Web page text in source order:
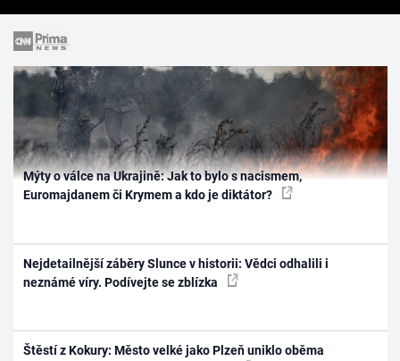
Mýty o válce na Ukrajině: Jak to bylo s nacismem,
Euromajdanem či Krymem a kdo je diktátor?
Nejdetailnější záběry Slunce v historii: Vědci odhalili i
neznámé víry. Podívejte se zblízka
Štěstí z Kokury: Město velké jako Plzeň uniklo oběma